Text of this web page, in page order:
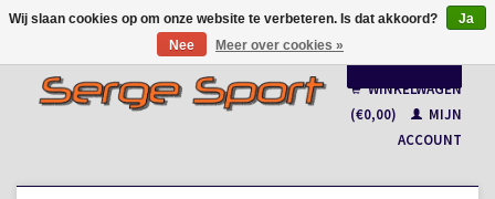
Français
WINKELWAGEN
(€0,00)
MIJN
ACCOUNT
Wij slaan cookies op om onze website te verbeteren. Is dat akkoord?
Ja
Nee
Meer over cookies »